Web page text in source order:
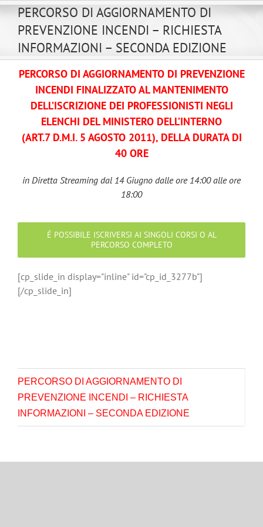
Salta
contenuto
PERCORSO DI AGGIORNAMENTO DI
PREVENZIONE INCENDI – RICHIESTA
INFORMAZIONI – SECONDA EDIZIONE
PERCORSO DI AGGIORNAMENTO DI PREVENZIONE
INCENDI FINALIZZATO AL MANTENIMENTO
DELL’ISCRIZIONE DEI PROFESSIONISTI NEGLI
ELENCHI DEL MINISTERO DELL’INTERNO
(ART.7 D.M.I. 5 AGOSTO 2011), DELLA DURATA DI
40 ORE
in Diretta Streaming dal 14 Giugno dalle ore 14:00 alle ore
18:00
É POSSIBILE ISCRIVERSI AI SINGOLI CORSI O AL
PERCORSO COMPLETO
[cp_slide_in display="inline" id="cp_id_3277b"]
[/cp_slide_in]
PERCORSO DI AGGIORNAMENTO DI
PREVENZIONE INCENDI – RICHIESTA
INFORMAZIONI – SECONDA EDIZIONE